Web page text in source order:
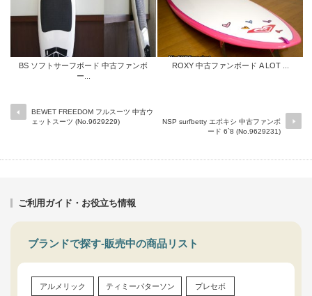
BS ソフトサーフボード 中古ファンボ
ー...
ROXY 中古ファンボード A LOT ...
BEWET FREEDOM フルスーツ 中古ウ
ェットスーツ (No.9629229)
NSP surfbetty エポキシ 中古ファンボ
ード 6`8 (No.9629231)
ご利用ガイド・お役立ち情報
ブランドで探す-販売中の商品リスト
アルメリック ティミーパターソン プレセボ